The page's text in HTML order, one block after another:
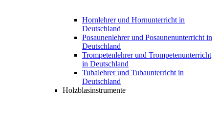
Hornlehrer und Hornunterricht in
Deutschland
Posaunenlehrer und Posaunenunterricht in
Deutschland
Trompetenlehrer und Trompetenunterricht
in Deutschland
Tubalehrer und Tubaunterricht in
Deutschland
Holzblasinstrumente